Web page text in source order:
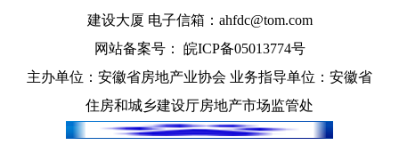
建设大厦 电子信箱：ahfdc@tom.com
网站备案号： 皖ICP备05013774号
主办单位：安徽省房地产业协会 业务指导单位：安徽省
住房和城乡建设厅房地产市场监管处